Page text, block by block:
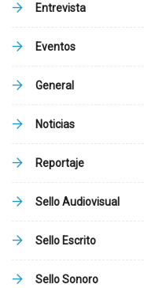
Entrevista
Eventos
General
Noticias
Reportaje
Sello Audiovisual
Sello Escrito
Sello Sonoro